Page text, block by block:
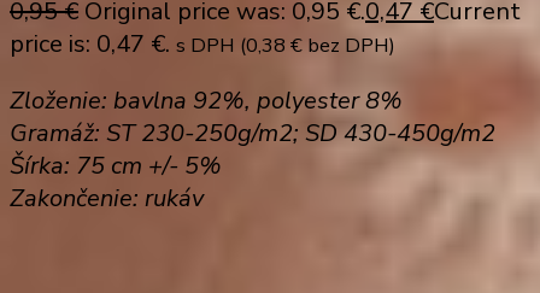
0,95€ Original price was: 0,95 €.0,47 €Current
price is: 0,47 €. s DPH (0,38 € bez DPH)
Zloženie: bavlna 92%, polyester 8%
Gramáž: ST 230-250g/m2; SD 430-450g/m2
Šírka: 75 cm +/- 5%
Zakončenie: rukáv